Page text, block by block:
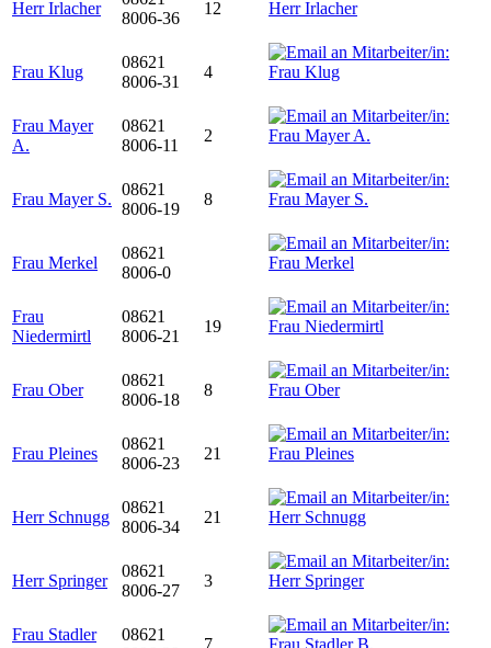
Herr Irlacher
8006-36
12
Frau Klug
08621
8006-31
4
Frau Mayer
A.
08621
8006-11
2
Frau Mayer S.
08621
8006-19
8
Frau Merkel
08621
8006-0
Frau
Niedermirtl
08621
8006-21
19
Frau Ober
08621
8006-18
8
Frau Pleines
08621
8006-23
21
Herr Schnugg
08621
8006-34
21
Herr Springer
08621
8006-27
3
Frau Stadler
08621